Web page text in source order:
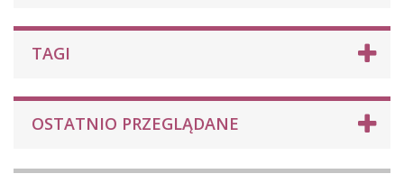
TAGI
OSTATNIO PRZEGLĄDANE